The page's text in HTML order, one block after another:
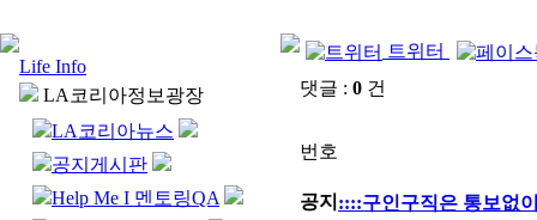
Life Info
LA코리아정보광장
LA코리아뉴스
공지게시판
Help Me I 멘토링QA
트위터
댓글 : 0 건
번호
공지 ::::구인구직은 통보없